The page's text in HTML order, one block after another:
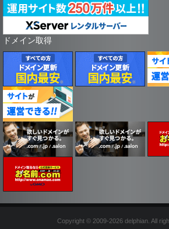
ドメイン取得
Copyright © 2009-2026 delphian. All